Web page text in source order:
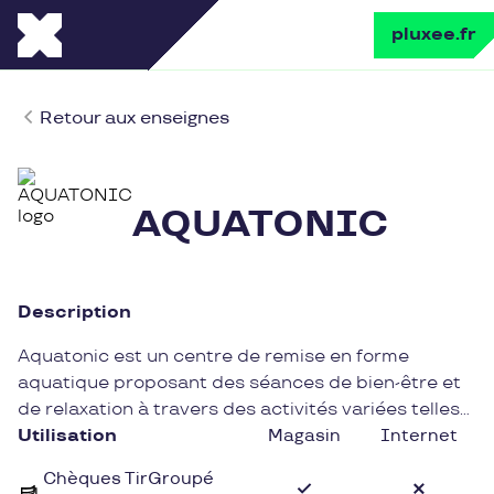
pluxee.fr
Retour aux enseignes
AQUATONIC
Description
Aquatonic est un centre de remise en forme
aquatique proposant des séances de bien-être et
de relaxation à travers des activités variées telles
que l'aquabiking, l'aquagym et les jets
apaisant pour se détendre et prendre soin de son
Utilisation Magasin Internet
Chèques TirGroupé